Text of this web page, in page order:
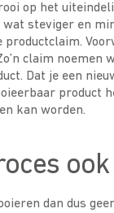
op het
steviger en
productclaim.
claim
Dat je een
product
kan worden.
dan dus